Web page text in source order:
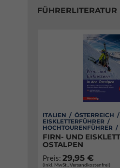
ITALIEN / ÖSTERREICH
EISKLETTERFÜHRER /
HOCHTOURENFÜHRER /
FIRN- UND
OSTALPEN
Preis: 29,95 €
(inkl. MwSt., Versandkostenfrei)